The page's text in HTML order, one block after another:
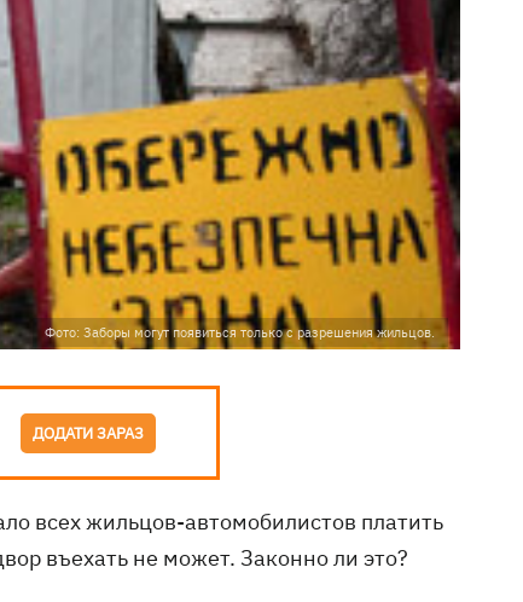
Фото: Заборы могут появиться только с разрешения жильцов.
ДОДАТИ ЗАРАЗ
всех жильцов-автомобилистов платить
въехать не может. Законно ли это?